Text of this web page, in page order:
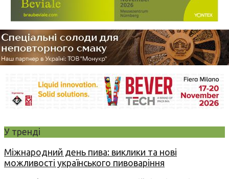
У тренді
Міжнародний день пива: виклики та нові
можливості українського пивоваріння